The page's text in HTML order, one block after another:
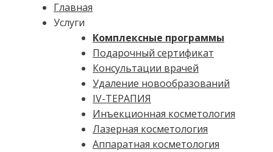
Главная
Услуги
Комплексные программы
Подарочный сертификат
Консультации врачей
Удаление новообразований
IV-ТЕРАПИЯ
Инъекционная косметология
Лазерная косметология
Аппаратная косметология